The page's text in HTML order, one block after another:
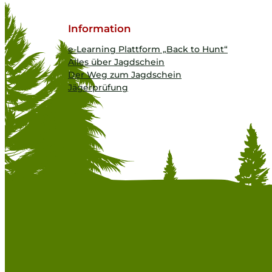
Information
e-Learning Plattform „Back to Hunt“
Alles über Jagdschein
Der Weg zum Jagdschein
Jägerprüfung